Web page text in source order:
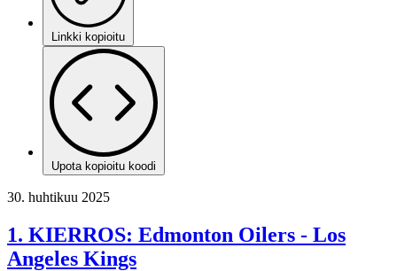
Linkki kopioitu
Upota kopioitu koodi
30. huhtikuu 2025
1. KIERROS: Edmonton Oilers - Los
Angeles Kings